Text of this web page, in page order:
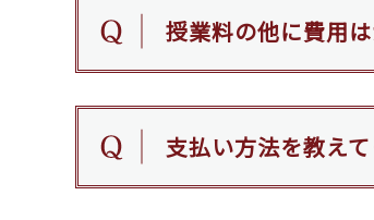
授業料の他に費用
支払い方法を教え